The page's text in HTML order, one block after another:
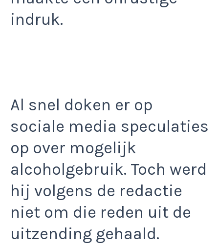
indruk.
Al snel doken er op
sociale media speculaties
op over mogelijk
alcoholgebruik. Toch werd
hij volgens de redactie
niet om die reden uit de
uitzending gehaald.